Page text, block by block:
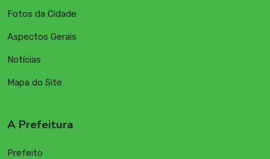
Fotos da Cidade
Aspectos Gerais
Notícias
Mapa do Site
A Prefeitura
Prefeito